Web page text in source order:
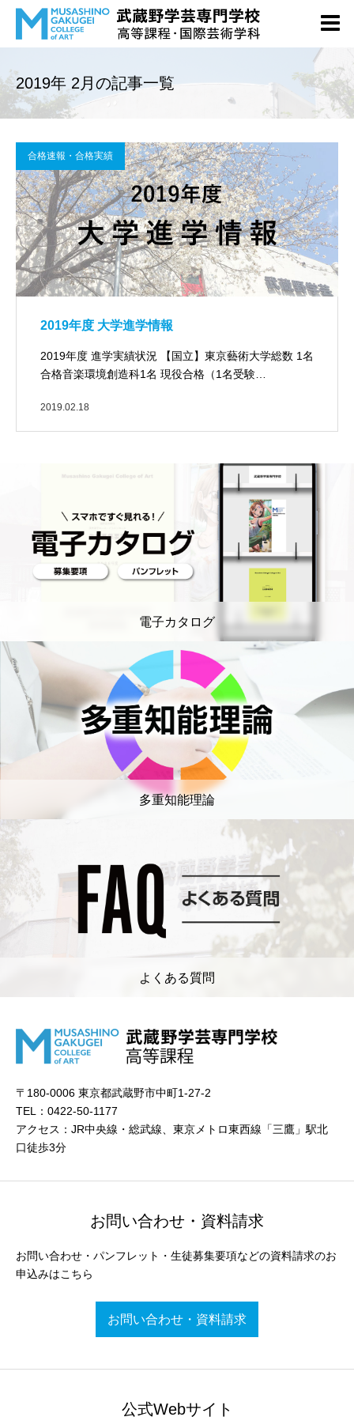
2019年 2月の記事一覧
合格速報・合格実績
2019年度 大学進学情報
2019年度 進学実績状況 【国立】東京藝術大学総数 1名
合格音楽環境創造科1名 現役合格（1名受験…
2019.02.18
電子カタログ
多重知能理論
よくある質問
〒180-0006 東京都武蔵野市中町1-27-2
TEL：0422-50-1177
アクセス：JR中央線・総武線、東京メトロ東西線「三鷹」駅北
口徒歩3分
お問い合わせ・資料請求
お問い合わせ・パンフレット・生徒募集要項などの資料請求のお
申込みはこちら
お問い合わせ・資料請求
公式Webサイト